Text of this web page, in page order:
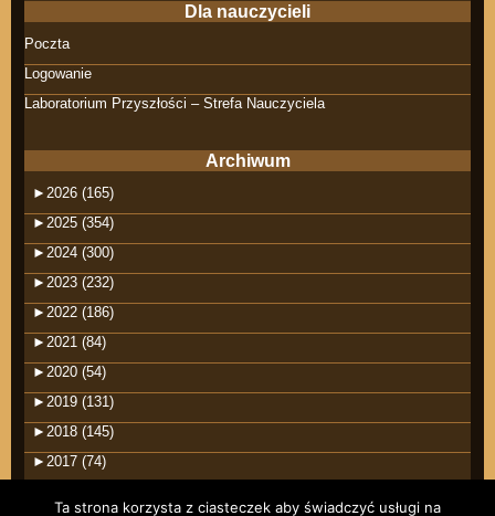
Dla nauczycieli
Poczta
Logowanie
Laboratorium Przyszłości – Strefa Nauczyciela
Archiwum
► 2026 (165)
► 2025 (354)
► 2024 (300)
► 2023 (232)
► 2022 (186)
► 2021 (84)
► 2020 (54)
► 2019 (131)
► 2018 (145)
► 2017 (74)
Ta strona korzysta z ciasteczek aby świadczyć usługi na